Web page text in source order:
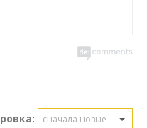
сначала новые